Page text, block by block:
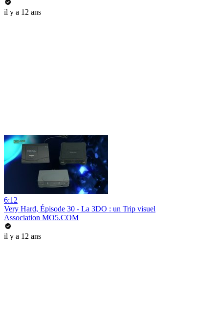
il y a 12 ans
6:12
Very Hard, Épisode 30 - La 3DO : un Trip visuel
Association MO5.COM
il y a 12 ans